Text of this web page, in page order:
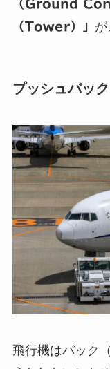
（Ground
（Tower）」 が
プッシュバッ
飛行機はバック